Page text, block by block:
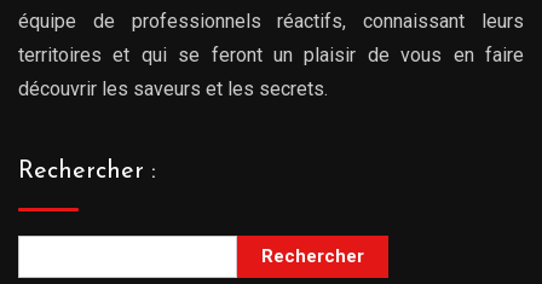
équipe de professionnels réactifs, connaissant leurs
territoires et qui se feront un plaisir de vous en faire
découvrir les saveurs et les secrets.
Rechercher :
Rechercher